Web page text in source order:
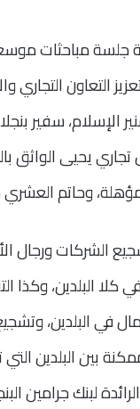
جلسة مباحثات
التعاون التجاري
الإسلام، سفير
يحيى الواثق
وحاتم
الشركات
البلدين، وكذا
في البلدين،
بين البلدين
لبنك